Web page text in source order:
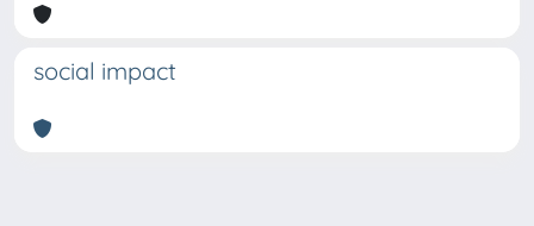
social impact